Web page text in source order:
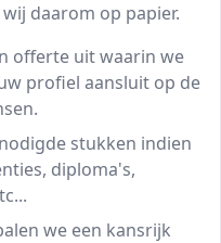
daarom op papier.
offerte uit waarin we
profiel aansluit op de
stukken indien
diploma's,
we een kansrijk